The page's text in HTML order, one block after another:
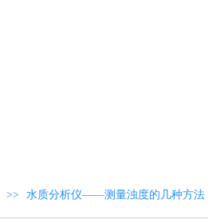
>> 水质分析仪——测量浊度的几种方法